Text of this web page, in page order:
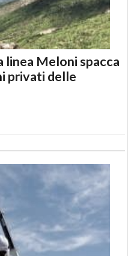
linea Meloni spacca
privati delle